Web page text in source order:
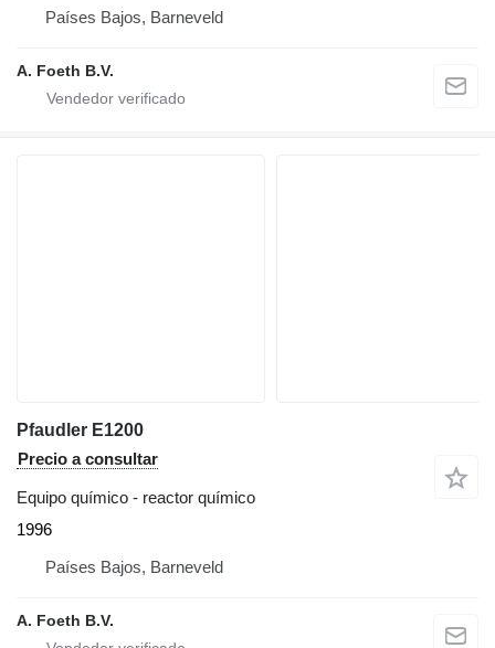
Países Bajos, Barneveld
A. Foeth B.V.
Pfaudler E1200
Precio a consultar
Equipo químico - reactor químico
1996
Países Bajos, Barneveld
A. Foeth B.V.